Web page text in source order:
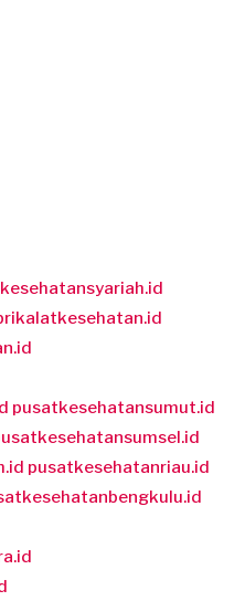
pusatkesehatansumut.id
pusatkesehatanriau.id